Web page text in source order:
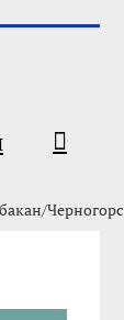
/